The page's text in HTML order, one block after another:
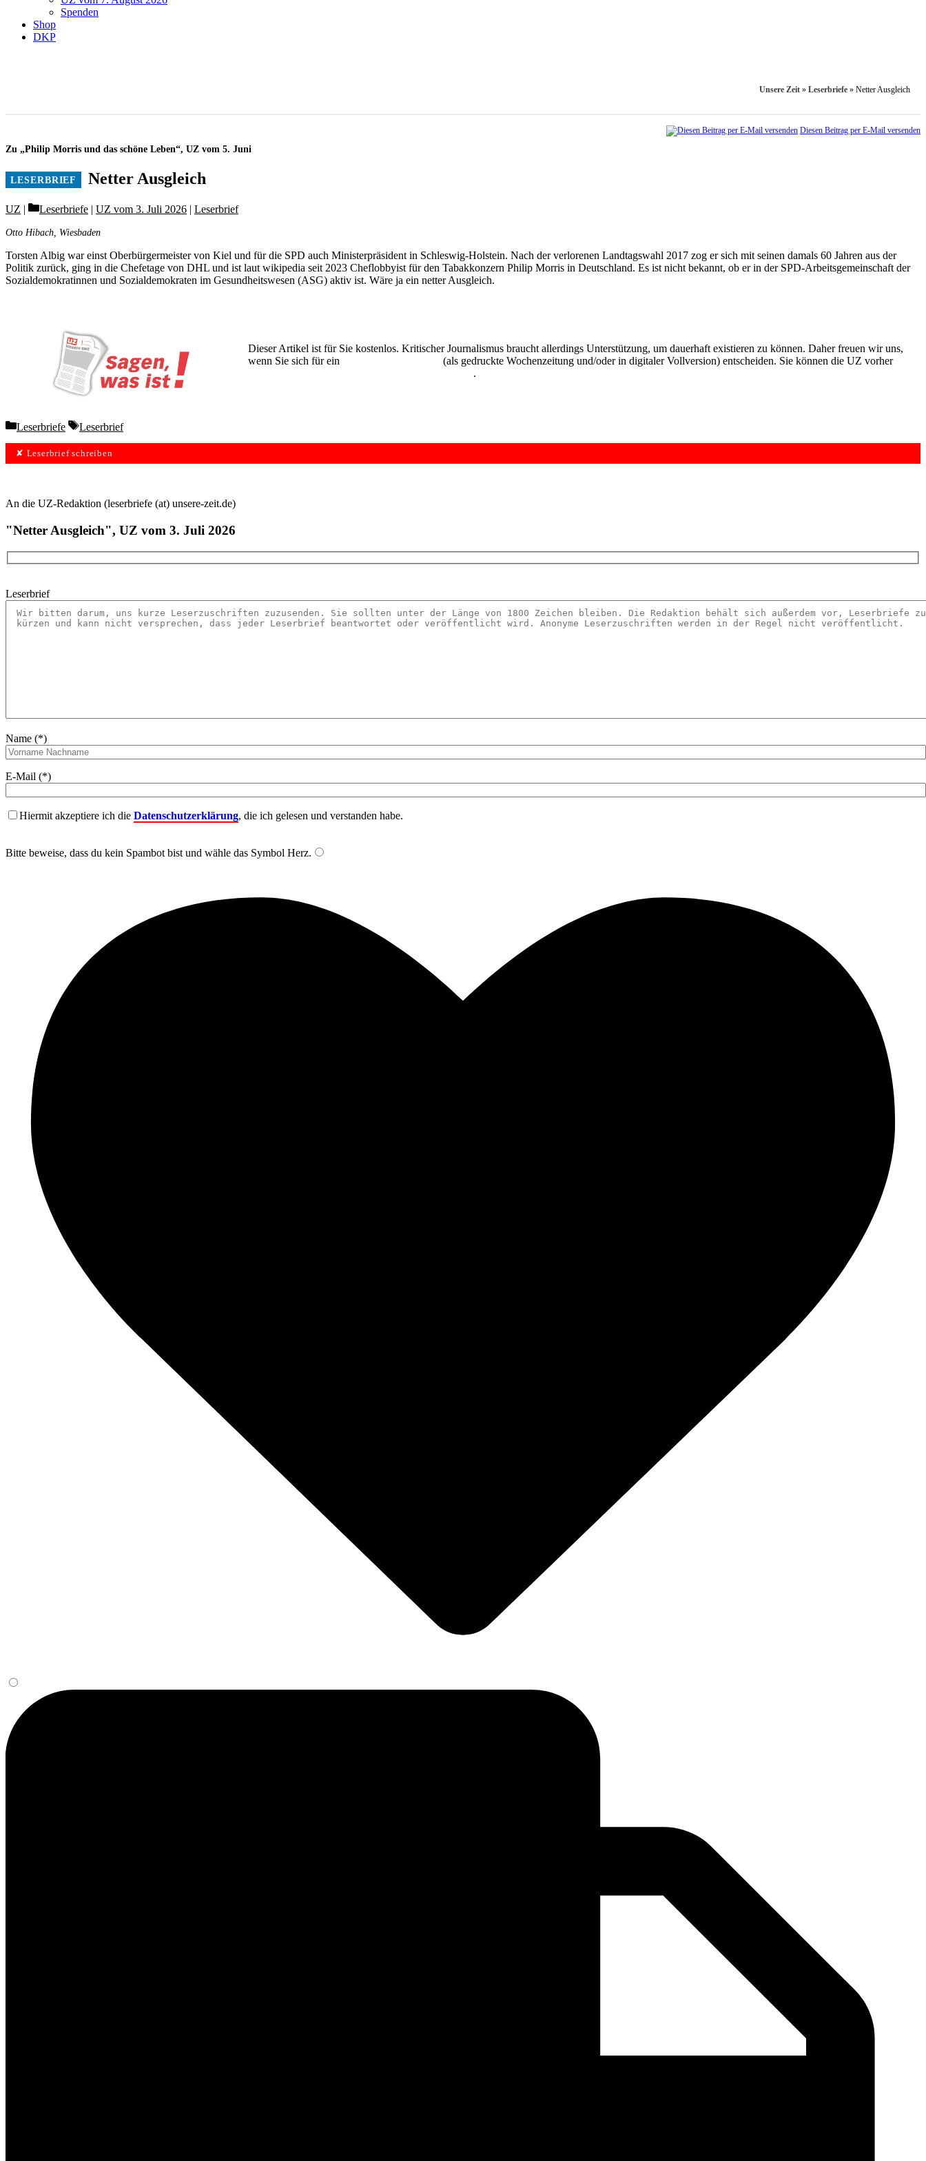
Spenden
Shop
DKP
Unsere Zeit » Leserbriefe » Netter Ausgleich
Diesen Beitrag per E-Mail versenden
Zu „Philip Morris und das schöne Leben“, UZ vom 5. Juni
Netter Ausgleich
UZ Categories
Leserbriefe | UZ vom 3. Juli 2026 | Leserbrief
Otto Hibach, Wiesbaden
Torsten Albig war einst Oberbürgermeister von Kiel und für die SPD auch Ministerpräsident in Schleswig-Holstein. Nach der verlorenen Landtagswahl 2017 zog er sich mit seinen damals 60 Jahren aus der
Politik zurück, ging in die Chefetage von DHL und ist laut wikipedia seit 2023 Cheflobbyist für den Tabakkonzern Philip Morris in Deutschland. Es ist nicht bekannt, ob er in der SPD-Arbeitsgemeinschaft der
Sozialdemokratinnen und Sozialdemokraten im Gesundheitswesen (ASG) aktiv ist. Wäre ja ein netter Ausgleich.
Dieser Artikel ist für Sie kostenlos. Kritischer Journalismus braucht allerdings Unterstützung, um dauerhaft existieren zu können. Daher freuen wir uns,
wenn Sie sich für ein
(als gedruckte Wochenzeitung und/oder in digitaler Vollversion) entscheiden. Sie können die UZ vorher
.
Categories
Leserbriefe Tags
Leserbrief
✘ Leserbrief schreiben
An die UZ-Redaktion (leserbriefe (at) unsere-zeit.de)
"Netter Ausgleich", UZ vom 3. Juli 2026
Leserbrief
Name (*)
E-Mail (*)
Hiermit akzeptiere ich die Datenschutzerklärung, die ich gelesen und verstanden habe.
Bitte beweise, dass du kein Spambot bist und wähle das Symbol Herz.